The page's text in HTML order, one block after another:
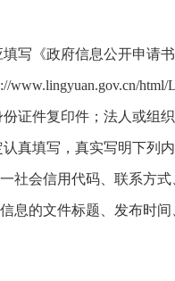
写《政府信息公开申请
html/
证件复印件；法人或组
真填写，真实写明下列内
社会信用代码、联系方式
息的文件标题、发布时